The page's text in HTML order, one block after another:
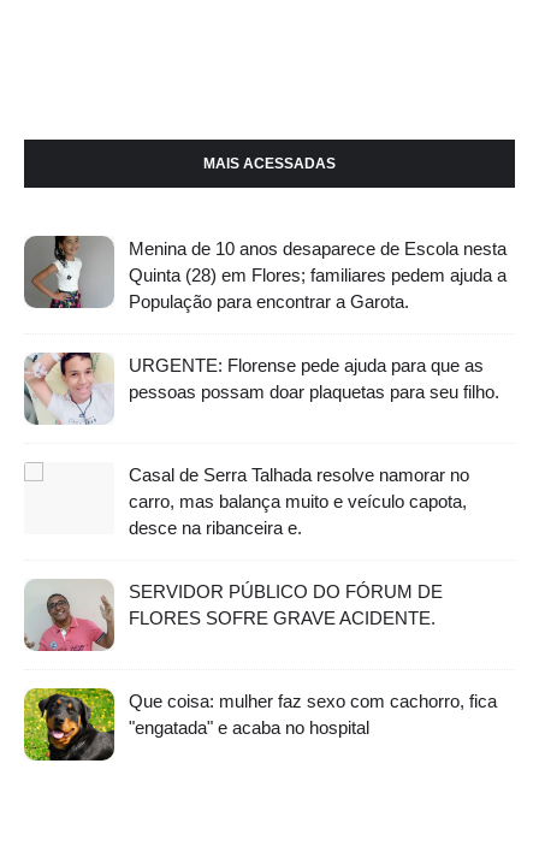
MAIS ACESSADAS
Menina de 10 anos desaparece de Escola nesta
Quinta (28) em Flores; familiares pedem ajuda a
População para encontrar a Garota.
URGENTE: Florense pede ajuda para que as
pessoas possam doar plaquetas para seu filho.
Casal de Serra Talhada resolve namorar no
carro, mas balança muito e veículo capota,
desce na ribanceira e.
SERVIDOR PÚBLICO DO FÓRUM DE
FLORES SOFRE GRAVE ACIDENTE.
Que coisa: mulher faz sexo com cachorro, fica
"engatada" e acaba no hospital